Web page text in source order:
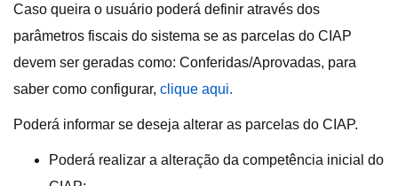
Caso queira o usuário poderá definir através dos
parâmetros fiscais do sistema se as parcelas do CIAP
devem ser geradas como: Conferidas/Aprovadas, para
saber como configurar, clique aqui.
Poderá informar se deseja alterar as parcelas do CIAP.
Poderá realizar a alteração da competência inicial do